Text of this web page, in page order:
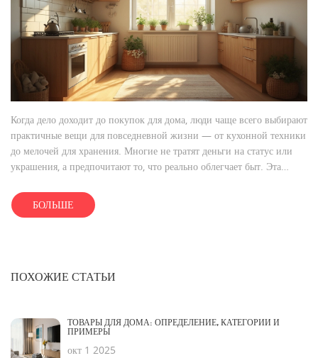
Когда дело доходит до покупок для дома, люди чаще всего выбирают
практичные вещи для повседневной жизни — от кухонной техники
до мелочей для хранения. Многие не тратят деньги на статус или
украшения, а предпочитают то, что реально облегчает быт. Эта
предпочитают и на что стоит обратить внимание при выборе.
Советы из реального опыта помогут не потратить лишнего и
БОЛЬШЕ
ПОХОЖИЕ СТАТЬИ
ТОВАРЫ ДЛЯ ДОМА: ОПРЕДЕЛЕНИЕ, КАТЕГОРИИ И
ПРИМЕРЫ
окт 1 2025